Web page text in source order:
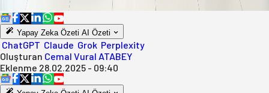
Yapay Zeka Özeti AI Özeti
ChatGPT Claude Grok Perplexity
Oluşturan Cemal Vural ATABEY
Eklenme 28.02.2025 - 09:40